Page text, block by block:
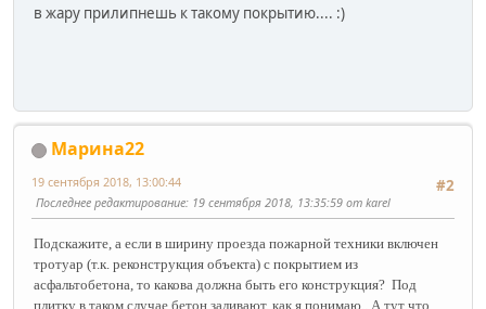
в жару прилипнешь к такому покрытию.... :)
Марина22
#2
19 сентября 2018, 13:00:44
Последнее редактирование: 19 сентября 2018, 13:35:59 от karel
Подскажите, а если в ширину проезда пожарной техники включен
тротуар (т.к. реконструкция объекта) с покрытием из
асфальтобетона, то какова должна быть его конструкция? Под
плитку в таком случае бетон заливают, как я понимаю.. А тут что